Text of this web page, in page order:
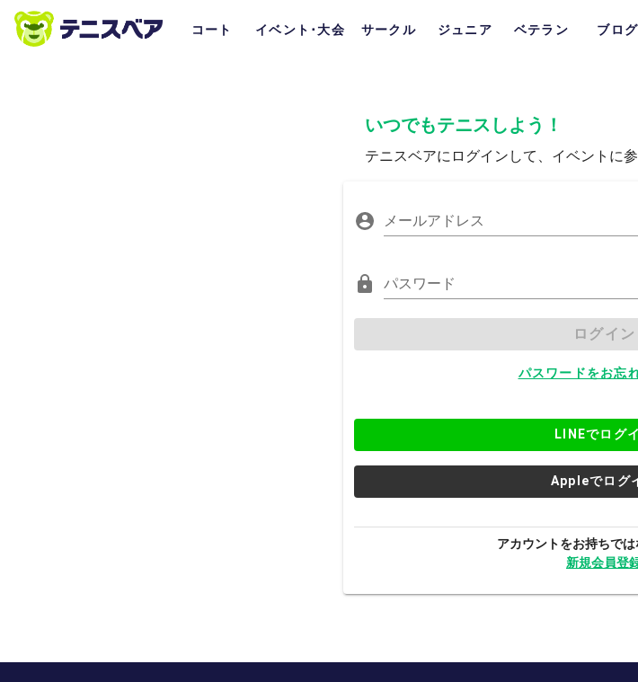
コート イベント･大会 サークル ジュニア ベテラン ブログ
いつでもテニスしよう！
テニスベアにログインして、イベントに参
メールアドレス
パスワード
ログイン
パスワードをお忘
LINEでログ
Appleでログ
アカウントをお持ちでは
新規会員登